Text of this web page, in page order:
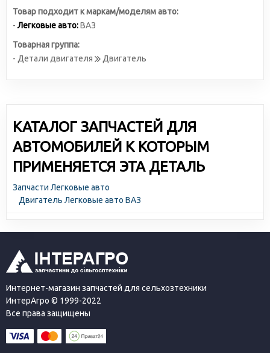
Товар подходит к маркам/моделям авто:
-Легковые авто:ВАЗ
Товарная группа:
- Детали двигателя
Двигатель
КАТАЛОГ ЗАПЧАСТЕЙ ДЛЯ
АВТОМОБИЛЕЙ К КОТОРЫМ
ПРИМЕНЯЕТСЯ ЭТА ДЕТАЛЬ
Запчасти Легковые авто
Двигатель Легковые авто ВАЗ
Интернет-магазин запчастей для сельхозтехники
ИнтерАгро © 1999-2022
Все права защищены